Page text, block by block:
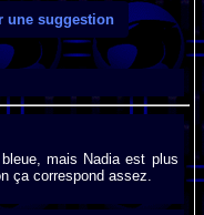
une suggestion
mais Nadia est plus
ça correspond assez.